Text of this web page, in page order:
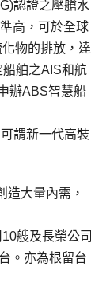
認證之壓艙水
高，可於全球
物的排放，達
舶之AIS和航
辦ABS智慧船
謂新一代高裝
造大量內需，
艘及長榮公司
。亦為根留台